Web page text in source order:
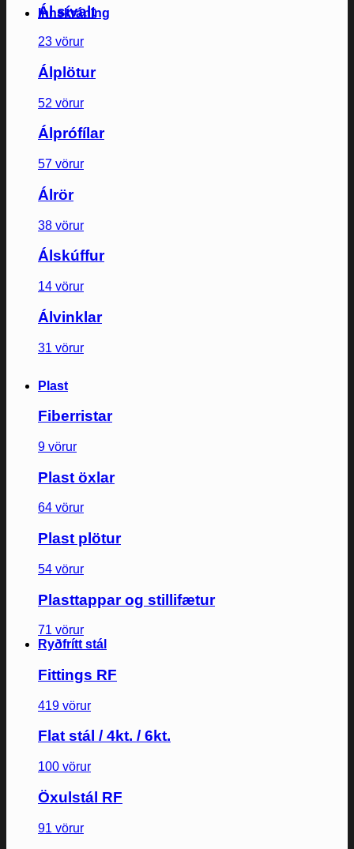
Innskráning
Ál sívalt
23 vörur
Álplötur
52 vörur
Álprófílar
57 vörur
Álrör
38 vörur
Álskúffur
14 vörur
Álvinklar
31 vörur
Plast
Fiberristar
9 vörur
Plast öxlar
64 vörur
Plast plötur
54 vörur
Plasttappar og stillifætur
71 vörur
Ryðfrítt stál
Fittings RF
419 vörur
Flat stál / 4kt. / 6kt.
100 vörur
Öxulstál RF
91 vörur